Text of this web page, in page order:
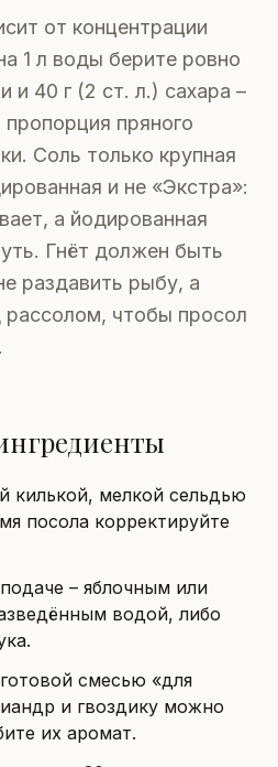
от концентрации
1 л воды берите ровно
и 40 г (2 ст. л.) сахара –
пряного
Соль только крупная
и не «Экстра»:
а йодированная
Гнёт должен быть
раздавить рыбу, а
чтобы просол
килькой, мелкой сельдью
посола корректируйте
– яблочным или
водой, либо
смесью «для
и гвоздику можно
их аромат.